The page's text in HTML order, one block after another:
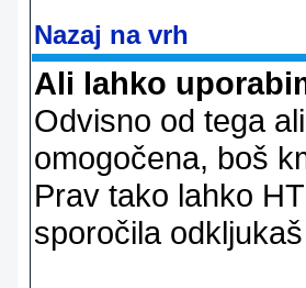
Nazaj na vrh
Ali lahko
Odvisno od tega
omogočena, boš
Prav tako lahko
sporočila